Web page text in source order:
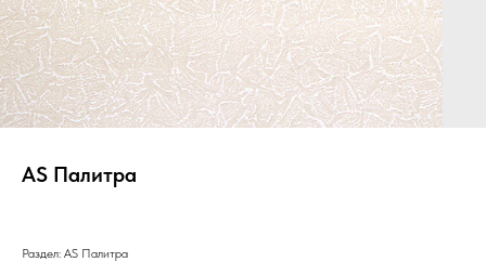
AS Палитра
Раздел: AS Палитра